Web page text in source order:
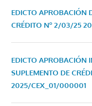
EDICTO APROBACIÓN
CRÉDITO Nº 2/03/25
EDICTO APROBACIÓN
SUPLEMENTO DE
2025/CEX_01/000001